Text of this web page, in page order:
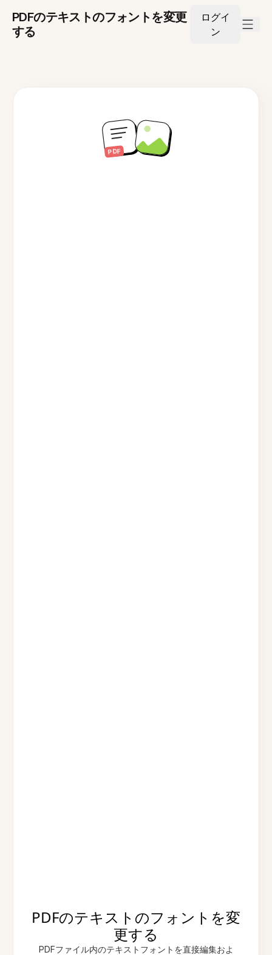
PDFのテキストのフォントを変更
する
ログイ
ン
PDFのテキストのフォントを変
更する
PDFファイル内のテキストフォントを直接編集およ